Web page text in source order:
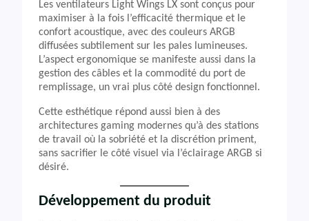
Les ventilateurs Light Wings LX sont conçus pour
maximiser à la fois l’efficacité thermique et le
confort acoustique, avec des couleurs ARGB
diffusées subtilement sur les pales lumineuses.
L’aspect ergonomique se manifeste aussi dans la
gestion des câbles et la commodité du port de
remplissage, un vrai plus côté design fonctionnel.
Cette esthétique répond aussi bien à des
architectures gaming modernes qu’à des stations
de travail où la sobriété et la discrétion priment,
sans sacrifier le côté visuel via l’éclairage ARGB si
désiré.
Développement du produit